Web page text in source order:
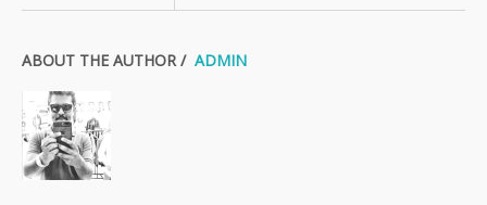
ABOUT THE AUTHOR / ADMIN